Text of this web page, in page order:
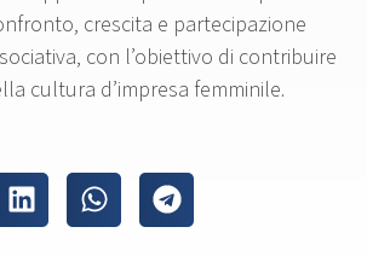
crescita e partecipazione
con l’obiettivo di contribuire
cultura d’impresa femminile.